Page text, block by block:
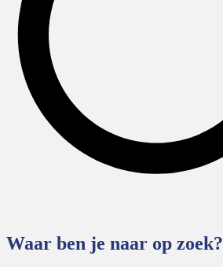
Waar ben je naar op zoek?